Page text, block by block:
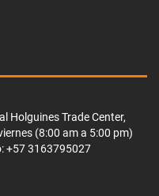
Holguines Trade Center,
(8:00 am a 5:00 pm)
+57 3163795027